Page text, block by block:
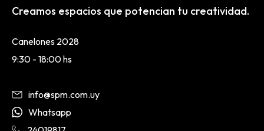
Creamos espacios que potencian tu creatividad.
Canelones 2028
9:30 - 18:00 hs
info@spm.com.uy
Whatsapp